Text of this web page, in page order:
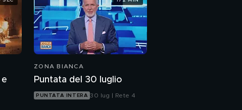
ZONA BIANCA
Puntata del 30 luglio
PUNTATA INTERA 30 lug | Rete 4